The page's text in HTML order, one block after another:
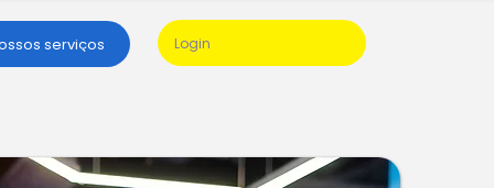
serviços Login